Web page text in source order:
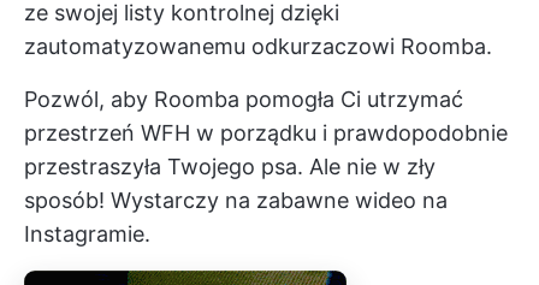
ze swojej listy kontrolnej dzięki
zautomatyzowanemu odkurzaczowi Roomba.
Pozwól, aby Roomba pomogła Ci utrzymać
przestrzeń WFH w porządku i prawdopodobnie
przestraszyła Twojego psa. Ale nie w zły
sposób! Wystarczy na zabawne wideo na
Instagramie.